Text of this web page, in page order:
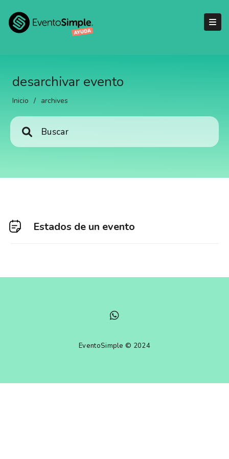
desarchivar evento
Inicio / archives
Estados de un evento
EventoSimple © 2024